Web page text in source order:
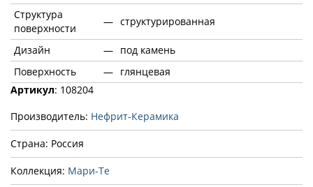
Структура
поверхности
— структурированная
Дизайн — под камень
Поверхность
— глянцевая
Артикул: 108204
Производитель: Нефрит-Керамика
Страна: Россия
Коллекция: Мари-Те